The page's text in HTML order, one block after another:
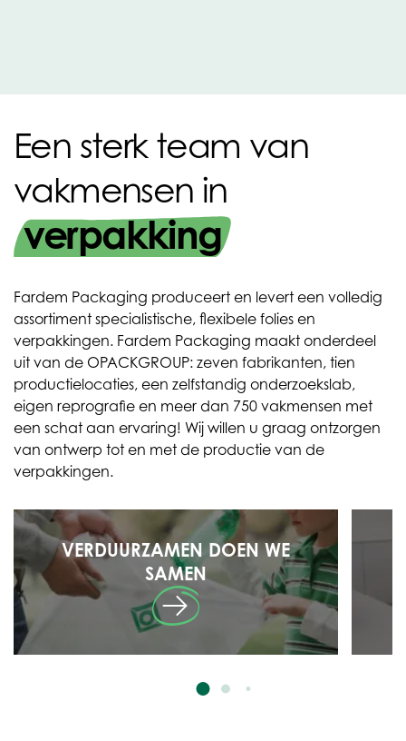
Een sterk team van
vakmensen in
verpakking
Fardem Packaging produceert en levert een volledig
assortiment specialistische, flexibele folies en
verpakkingen. Fardem Packaging maakt onderdeel
uit van de OPACKGROUP: zeven fabrikanten, tien
productielocaties, een zelfstandig onderzoekslab,
eigen reprografie en meer dan 750 vakmensen met
een schat aan ervaring! Wij willen u graag ontzorgen
van ontwerp tot en met de productie van de
verpakkingen.
VERDUURZAMEN DOEN WE
SAMEN